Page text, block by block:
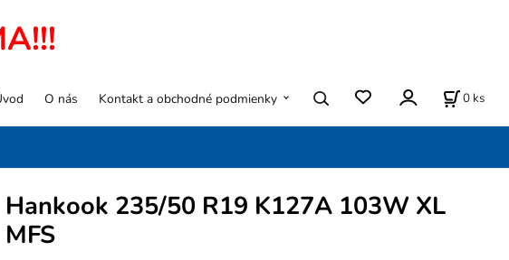
O nás Kontakt a obchodné podmienky 0 ks
Hankook 235/50 R19 K127A 103W XL
MFS